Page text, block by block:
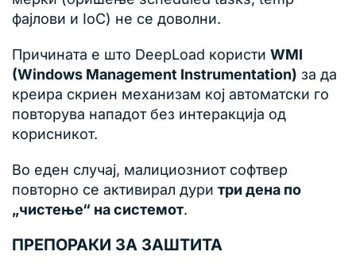
фајлови и IoC) не се доволни.
Причината е што DeepLoad користи WMI
(Windows Management Instrumentation) за да
креира скриен механизам кој автоматски го
повторува нападот без интеракција од
корисникот.
Во еден случај, малициозниот софтвер
повторно се активирал дури три дена по
„чистење“ на системот.
ПРЕПОРАКИ ЗА ЗАШТИТА